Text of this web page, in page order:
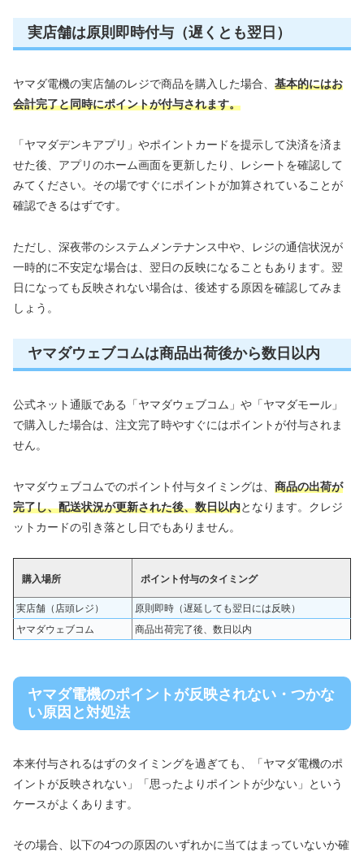
実店舗は原則即時付与（遅くとも翌日）
ヤマダ電機の実店舗のレジで商品を購入した場合、 基本的にはお
会計完了と同時にポイントが付与されます。
「ヤマダデンキアプリ」やポイントカードを提示して決済を済ま
せた後、アプリのホーム画面を更新したり、レシートを確認して
みてください。その場ですぐにポイントが加算されていることが
確認できるはずです。
ただし、深夜帯のシステムメンテナンス中や、レジの通信状況が
一時的に不安定な場合は、翌日の反映になることもあります。翌
日になっても反映されない場合は、後述する原因を確認してみま
しょう。
ヤマダウェブコムは商品出荷後から数日以内
公式ネット通販である「ヤマダウェブコム」や「ヤマダモール」
で購入した場合は、注文完了時やすぐにはポイントが付与されま
せん。
ヤマダウェブコムでのポイント付与タイミングは、 商品の出荷が
完了し、配送状況が更新された後、数日以内となります。クレジ
ットカードの引き落とし日でもありません。
購入場所 ポイント付与のタイミング
実店舗（店頭レジ）
原則即時（遅延しても翌日には反映）
ヤマダウェブコム
商品出荷完了後、数日以内
ヤマダ電機のポイントが反映されない・つかな
い原因と対処法
本来付与されるはずのタイミングを過ぎても、「ヤマダ電機のポ
イントが反映されない」「思ったよりポイントが少ない」という
ケースがよくあります。
その場合、以下の4つの原因のいずれかに当てはまっていないか確